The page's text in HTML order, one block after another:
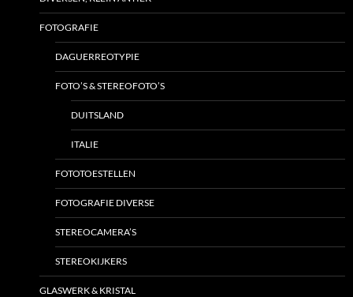
FOTOGRAFIE
DAGUERREOTYPIE
FOTO’S & STEREOFOTO’S
DUITSLAND
ITALIE
FOTOTOESTELLEN
FOTOGRAFIE DIVERSE
STEREOCAMERA’S
STEREOKIJKERS
GLASWERK & KRISTAL